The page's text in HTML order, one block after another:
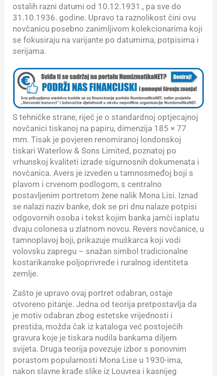
ostalih razni datumi od 10.12.1931., pa sve do
31.10.1936. godine. Upravo ta raznolikost čini ovu
novčanicu posebno zanimljivom kolekcionarima koji
se fokusiraju na varijante po datumima, potpisima i
serijama.
S tehničke strane, riječ je o standardnoj optjecajnoj
novčanici tiskanoj na papiru, dimenzija 185 × 77
mm. Tisak je povjeren renomiranoj londonskoj
tiskari Waterlow & Sons Limited, poznatoj po
vrhunskoj kvaliteti izrade sigurnosnih dokumenata i
novčanica. Avers je izveden u tamnosmeđoj boji s
plavom i crvenom podlogom, s centralno
postavljenim portretom žene nalik Mona Lisi. Iznad
se nalazi naziv banke, dok se pri dnu nalaze potpisi
odgovornih osoba i tekst kojim banka jamči isplatu
dvaju colonesa u zlatnom novcu. Revers novčanice, u
tamnoplavoj boji, prikazuje muškarca koji vodi
volovsku zapregu – snažan simbol tradicionalne
kostarikanske poljoprivrede i ruralnog identiteta
zemlje.
Zašto je upravo ovaj portret odabran, ostaje
otvoreno pitanje. Jedna od teorija pretpostavlja da
je motiv odabran zbog estetske vrijednosti i
prestiža, možda čak iz kataloga već postojećih
gravura koje je tiskara nudila bankama diljem
svijeta. Druga teorija povezuje izbor s ponovnim
porastom popularnosti Mona Lise u 1930-ima,
nakon slavne krađe slike iz Louvrea i kasnijeg